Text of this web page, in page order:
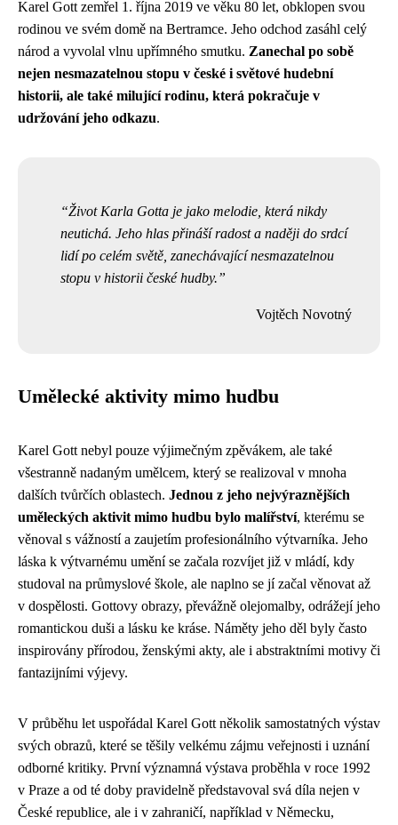
Karel Gott zemřel 1. října 2019 ve věku 80 let, obklopen svou
rodinou ve svém domě na Bertramce. Jeho odchod zasáhl celý
národ a vyvolal vlnu upřímného smutku. Zanechal po sobě
nejen nesmazatelnou stopu v české i světové hudební
historii, ale také milující rodinu, která pokračuje v
udržování jeho odkazu.
Život Karla Gotta je jako melodie, která nikdy
neutichá. Jeho hlas přináší radost a naději do srdcí
lidí po celém světě, zanechávající nesmazatelnou
stopu v historii české hudby.
Vojtěch Novotný
Umělecké aktivity mimo hudbu
Karel Gott nebyl pouze výjimečným zpěvákem, ale také
všestranně nadaným umělcem, který se realizoval v mnoha
dalších tvůrčích oblastech. Jednou z jeho nejvýraznějších
uměleckých aktivit mimo hudbu bylo malířství, kterému se
věnoval s vážností a zaujetím profesionálního výtvarníka. Jeho
láska k výtvarnému umění se začala rozvíjet již v mládí, kdy
studoval na průmyslové škole, ale naplno se jí začal věnovat až
v dospělosti. Gottovy obrazy, převážně olejomalby, odrážejí jeho
romantickou duši a lásku ke kráse. Náměty jeho děl byly často
inspirovány přírodou, ženskými akty, ale i abstraktními motivy či
fantazijními výjevy.
V průběhu let uspořádal Karel Gott několik samostatných výstav
svých obrazů, které se těšily velkému zájmu veřejnosti i uznání
odborné kritiky. První významná výstava proběhla v roce 1992
v Praze a od té doby pravidelně představoval svá díla nejen v
České republice, ale i v zahraničí, například v Německu,